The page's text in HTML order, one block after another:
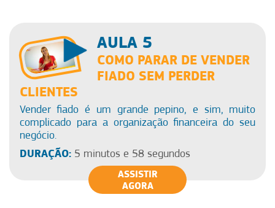
AULA 5
COMO PARAR DE VENDER
FIADO SEM PERDER
CLIENTES
Vender fiado é um grande pepino, e sim, muito
complicado para a organização financeira do seu
negócio.
DURAÇÃO:5 minutos e 58 segundos
ASSISTIR
AGORA